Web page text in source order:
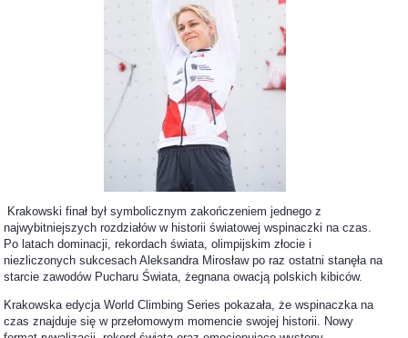
Krakowski finał był symbolicznym zakończeniem jednego z
najwybitniejszych rozdziałów w historii światowej wspinaczki na czas.
Po latach dominacji, rekordach świata, olimpijskim złocie i
niezliczonych sukcesach Aleksandra Mirosław po raz ostatni stanęła na
starcie zawodów Pucharu Świata, żegnana owacją polskich kibiców.
Krakowska edycja World Climbing Series pokazała, że wspinaczka na
czas znajduje się w przełomowym momencie swojej historii. Nowy